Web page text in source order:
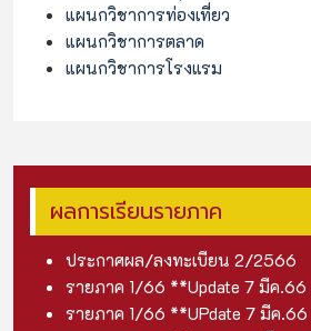
แผนกวิชาการท่องเที่ยว
แผนกวิชาการตลาด
แผนกวิชาการโรงแรม
ผลการเรียนรายภาค
ประกาศผล/ลงทะเบียน 2/2566
รายภาค 1/66 **Update 7 มีค.66
รายภาค 1/66 **UPdate 7 มีค.66